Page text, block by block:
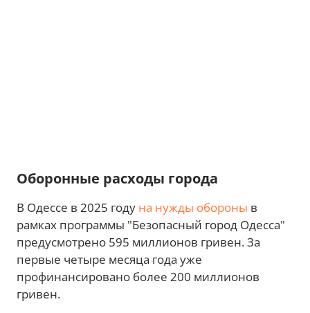
Оборонные расходы города
В Одессе в 2025 году на нужды обороны в
рамках программы "Безопасный город Одесса"
предусмотрено 595 миллионов гривен. За
первые четыре месяца года уже
профинансировано более 200 миллионов
гривен.